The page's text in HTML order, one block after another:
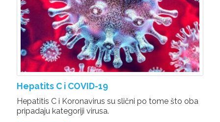
Hepatits C i COVID-19
Hepatitis C i Koronavirus su slični po tome što oba
pripadaju kategoriji virusa.